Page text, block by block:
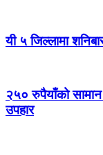
यी ५ जिल्लामा
२५० रुपैयाँको
उपहार